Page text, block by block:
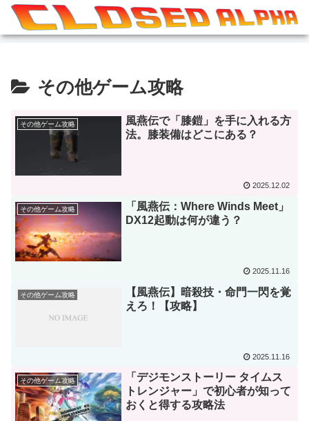
その他ゲーム攻略
その他ゲーム攻略
風燕伝で「膝鎧」を手に入れる方
法。膝装備はどこにある？
2025.12.02
その他ゲーム攻略
「風燕伝：Where Winds Meet」
DX12起動は何が違う？
2025.11.16
その他ゲーム攻略
【風燕伝】暗殺技・命門一閃を覚
えろ！【攻略】
2025.11.16
その他ゲーム攻略
「デジモンストーリー タイムス
トレンジャー」で初心者が知って
おくと得する攻略法